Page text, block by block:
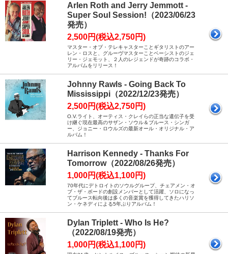
Arlen Roth and Jerry Jemmott -
Super Soul Session!（2023/06/23
発売）
2,500円(税込2,750円)
マスター・オブ・テレキャスターことギタリストのアー
レン・ロスと、グルーヴマスターことベーシストのジェ
リー・ジェモット、２人のレジェンドが奇跡のコラボ・
アルバムをリリース！
Johnny Rawls - Going Back To
Mississippi（2022/12/23発売）
2,500円(税込2,750円)
O.V.ライト、オーティス・クレイらの正当な遺伝子を受
け継ぐ現在最高のサザン・ソウル＆ブルース・シンガ
ー、ジョニー・ロウルズの最新オール・オリジナル・ア
ルバム！
Harrison Kennedy - Thanks For
Tomorrow（2022/08/26発売）
1,000円(税込1,100円)
70年代にデトロイトのソウルグループ、チェアメン・オ
ブ・ザ・ボードの創設メンバーとして活躍、ソロになっ
てブルース転向後は多くの音楽賞を獲得してきたハリソ
ン・ケネディによる5年ぶりアルバム！
Dylan Triplett - Who Is He?
（2022/08/19発売）
1,000円(税込1,100円)